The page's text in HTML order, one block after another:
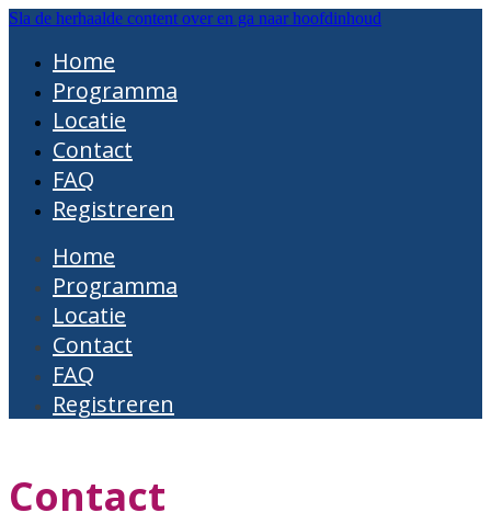
Sla de herhaalde content over en ga naar hoofdinhoud
Home
Programma
Locatie
Contact
FAQ
Registreren
Home
Programma
Locatie
Contact
FAQ
Registreren
Contact